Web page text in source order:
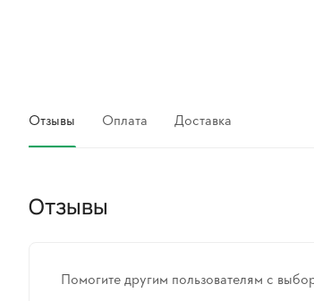
Отзывы Оплата Доставка
Отзывы
Помогите другим пользователям с